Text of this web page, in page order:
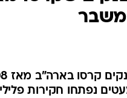
נפתחו חקירות